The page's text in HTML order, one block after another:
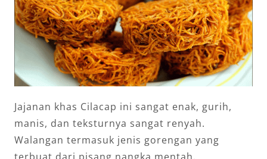
Jajanan khas Cilacap ini sangat enak, gurih,
manis, dan teksturnya sangat renyah.
Walangan termasuk jenis gorengan yang